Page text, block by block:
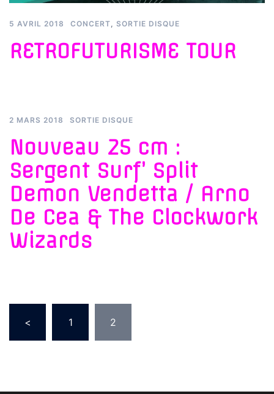
5 AVRIL 2018 CONCERT SORTIE DISQUE
RETROFUTURISME TOUR
2 MARS 2018 SORTIE DISQUE
Nouveau 25 cm :
Sergent Surf’ Split
Demon Vendetta / Arno
De Cea & The Clockwork
Wizards
des
publications
< 1 2